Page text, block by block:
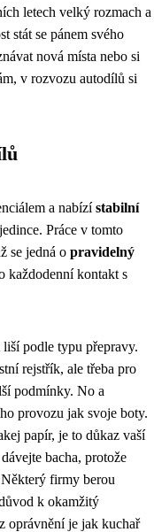
letech velký rozmach a
stát se pánem svého
nová místa nebo si
v rozvozu autodílů si
a nabízístabilní
Práce v tomto
se jedná o pravidelný
každodenní kontakt s
podle typu přepravy.
rejstřík, ale třeba pro
podmínky. No a
provozu jak svoje boty.
papír, je to důkaz vaší
bacha, protože
firmy berou
k okamžitý
oprávnění je jak kuchař